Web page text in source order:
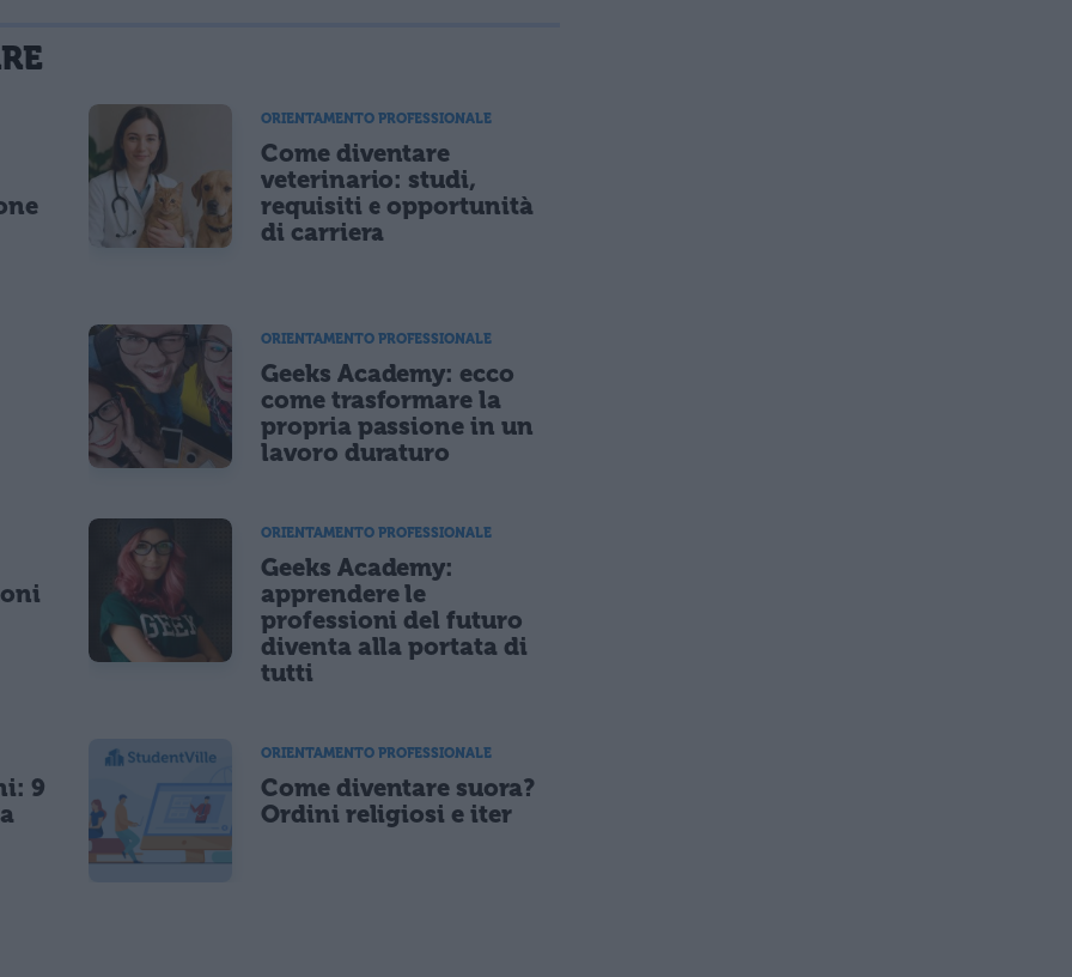
cookie salvi i tuoi dati (nome, email) per il prossimo commento.
di marketing diretto con modalità automatizzate o tradizionali
ORIENTAMENTO PROFESSIONALE
Come diventare
veterinario: studi,
requisiti e opportunità
di carriera
ORIENTAMENTO PROFESSIONALE
Geeks Academy: ecco
come trasformare la
propria passione in un
lavoro duraturo
ORIENTAMENTO PROFESSIONALE
Geeks Academy:
apprendere le
professioni del futuro
diventa alla portata di
tutti
9
ORIENTAMENTO PROFESSIONALE
Come diventare suora?
Ordini religiosi e iter